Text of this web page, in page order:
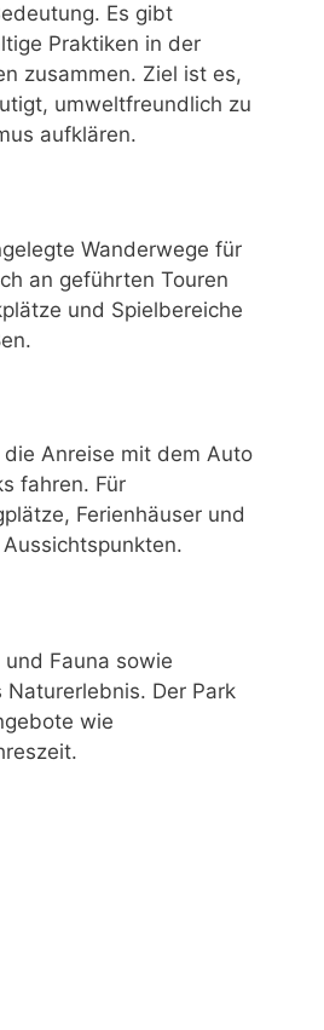
Es gibt
Praktiken in der
zusammen. Ziel ist es,
umweltfreundlich zu
aufklären.
Wanderwege für
an geführten Touren
und Spielbereiche
Anreise mit dem Auto
fahren. Für
Ferienhäuser und
Fauna sowie
Der Park
wie